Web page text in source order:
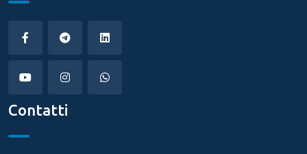
Contatti